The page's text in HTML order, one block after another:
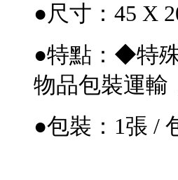
●尺寸：45 X
●特點：◆特
物品包裝運輸
●包裝：1張 /